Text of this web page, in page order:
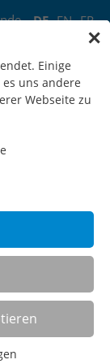
DE EN FR
SHOP
T500
✕
Einige
uns andere
Webseite zu